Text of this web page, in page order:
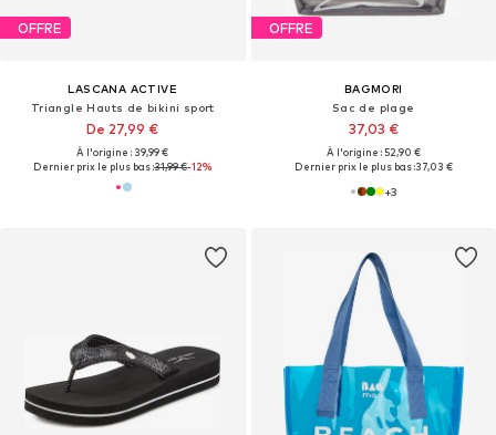
OFFRE
LASCANA ACTIVE
Triangle Hauts de bikini sport
De 27,99 €
À l'origine : 39,99 €
Dernier prix le plus bas :31,99 €-12%
OFFRE
BAGMORI
Sac de plage
37,03 €
À l'origine : 52,90 €
Dernier prix le plus bas :37,03 €
+3